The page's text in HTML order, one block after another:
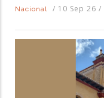
Nacional / 10 Sep 26 /